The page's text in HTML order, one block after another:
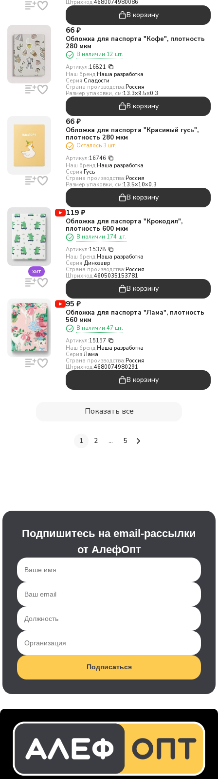
Штрихкод:4680074980086
В корзину
66 ₽
Обложка для паспорта "Кофе", плотность
280 мкм
В наличии 12 шт.
Артикул:16821
Наш бренд:Наша разработка
Серия:Сладости
Страна производства:Россия
Размер упаковки, см:13.3×9.5×0.3
В корзину
66 ₽
Обложка для паспорта "Красивый гусь",
плотность 280 мкм
Осталось 3 шт.
Артикул:16746
Наш бренд:Наша разработка
Серия:Гусь
Страна производства:Россия
Размер упаковки, см:13.5×10×0.3
В корзину
хит
119 ₽
Обложка для паспорта "Крокодил",
плотность 600 мкм
В наличии 174 шт.
Артикул:15378
Наш бренд:Наша разработка
Серия:Динозавр
Страна производства:Россия
Штрихкод:4605035153781
В корзину
95 ₽
Обложка для паспорта "Лама", плотность
560 мкм
В наличии 47 шт.
Артикул:15157
Наш бренд:Наша разработка
Серия:Лама
Страна производства:Россия
Штрихкод:4680074980291
В корзину
Показать все
1 2 ... 5
Подпишитесь на email-рассылки
от АлефОпт
Подписаться